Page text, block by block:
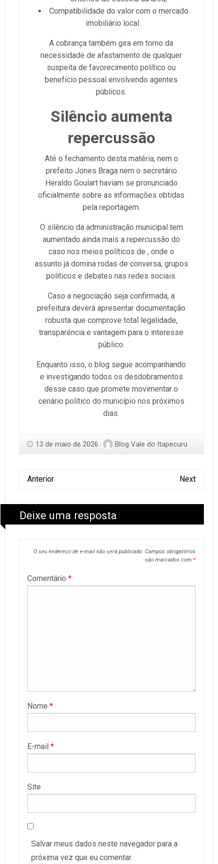
Compatibilidade do valor com o mercado
imobiliário local.
A cobrança também gira em torno da
necessidade de afastamento de qualquer
suspeita de favorecimento político ou
benefício pessoal envolvendo agentes
públicos.
Silêncio aumenta
repercussão
Até o fechamento desta matéria, nem o
prefeito Jones Braga nem o secretário
Heraldo Goulart haviam se pronunciado
oficialmente sobre as informações obtidas
pela reportagem.
O silêncio da administração municipal tem
aumentado ainda mais a repercussão do
caso nos meios políticos de , onde o
assunto já domina rodas de conversa, grupos
políticos e debates nas redes sociais.
Caso a negociação seja confirmada, a
prefeitura deverá apresentar documentação
robusta que comprove total legalidade,
transparência e vantagem para o interesse
público.
Enquanto isso, o blog segue acompanhando
e investigando todos os desdobramentos
desse caso que promete movimentar o
cenário político do município nos próximos
dias.
13 de maio de 2026 Blog Vale do Itapecuru
Anterior Next
Deixe uma resposta
O seu endereço de e-mail não será publicado. Campos obrigatórios
são marcados com *
Comentário *
Nome *
E-mail *
Site
Salvar meus dados neste navegador para a
próxima vez que eu comentar.